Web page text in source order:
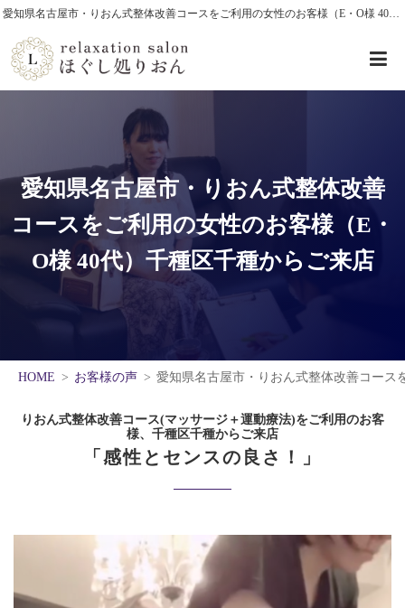
愛知県名古屋市・りおん式整体改善コースをご利用の女性のお客様（E・O様 40代）千種区千種からご来店
愛知県名古屋市・りおん式整体改善
コースをご利用の女性のお客様（E・
O様 40代）千種区千種からご来店
HOME お客様の声 愛知県名古屋市・りおん式整体改善コース
りおん式整体改善コース(マッサージ＋運動療法)をご利用のお客
様、千種区千種からご来店
「感性とセンスの良さ！」